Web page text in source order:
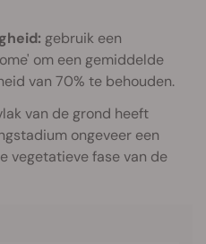
gebruik een
om een gemiddelde
van 70% te behouden.
van de grond heeft
ongeveer een
vegetatieve fase van de